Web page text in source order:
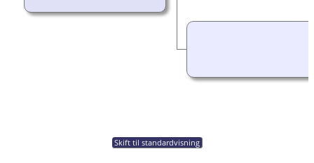
Skift til standardvisning